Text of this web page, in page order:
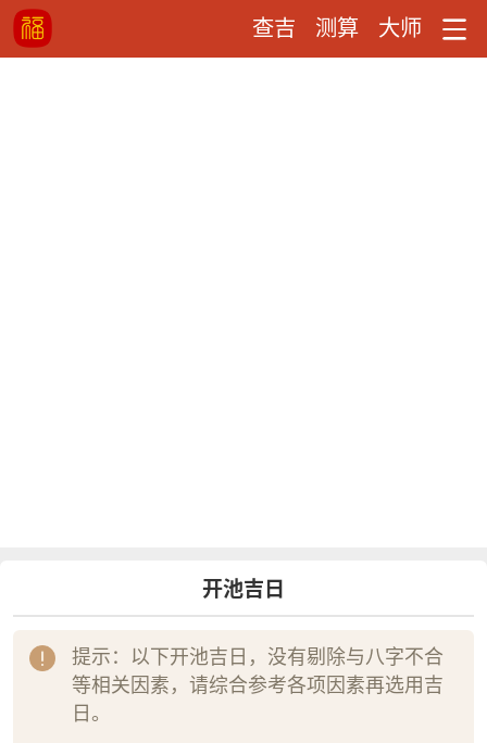
查吉 测算 大师
开池吉日
提示：以下开池吉日，没有剔除与八字不合
等相关因素，请综合参考各项因素再选用吉
日。